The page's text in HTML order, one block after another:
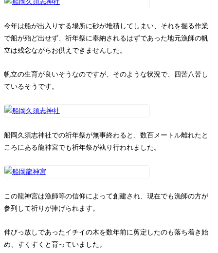
今年は船が出入りする場所に砂が堆積してしまい、それを掘る作業
で船が殆ど出せず、祈年祭に奉納されるはずであった地元漁師の帆
立は残念ながらお供えできませんした。
帆立の生育が良いそうなのですが、そのような状況で、四苦八苦し
ているそうです。
船岡久須志神社での祈年祭が無事終わると、数百メートル離れたと
ころにある龍神宮でも祈年祭が執り行われました。
この龍神宮は漁師等の信仰によって創建され、現在でも漁師の方が
参列して祈りが捧げられます。
伸びっ放しであったイチイの木を数年前に剪定したのも落ち着き始
め、すくすくと育っていました。